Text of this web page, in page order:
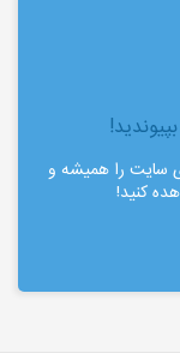
سایت را همیشه و
کنید!